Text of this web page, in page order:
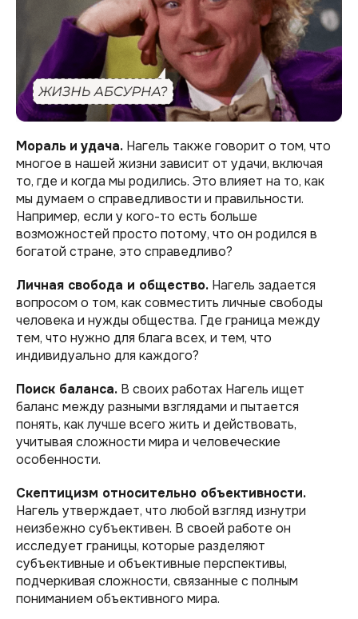
Мораль и удача. Нагель также говорит о том, что
многое в нашей жизни зависит от удачи, включая
то, где и когда мы родились. Это влияет на то, как
мы думаем о справедливости и правильности.
Например, если у кого-то есть больше
возможностей просто потому, что он родился в
богатой стране, это справедливо?
Личная свобода и общество. Нагель задается
вопросом о том, как совместить личные свободы
человека и нужды общества. Где граница между
тем, что нужно для блага всех, и тем, что
индивидуально для каждого?
Поиск баланса. В своих работах Нагель ищет
баланс между разными взглядами и пытается
понять, как лучше всего жить и действовать,
учитывая сложности мира и человеческие
особенности.
Скептицизм относительно объективности.
Нагель утверждает, что любой взгляд изнутри
неизбежно субъективен. В своей работе он
исследует границы, которые разделяют
субъективные и объективные перспективы,
подчеркивая сложности, связанные с полным
пониманием объективного мира.